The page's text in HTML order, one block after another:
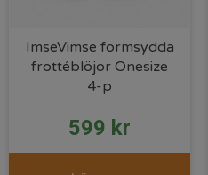
ImseVimse formsydda
frottéblöjor Onesize
4-p
599 kr